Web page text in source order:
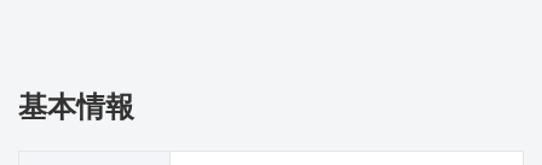
基本情報